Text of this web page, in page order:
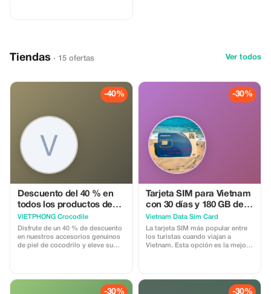
Tiendas · 15 ofertas Ver todos
-40%
Descuento del 40 % en
todos los productos de
piel de cocodrilo
VIETPHONG Crocodile
Disfrute de un 40 % de descuento
en nuestros accesorios genuinos
de piel de cocodrilo y eleve su
-30%
Tarjeta SIM para Vietnam
con 30 días y 180 GB de
datos e llamadas
Vietnam Data Sim Card
La tarjeta SIM más popular entre
los turistas cuando viajan a
Vietnam. Esta opción es la mejor
También se puede extender el
tiempo de uso si te quedas más
-30% -30%